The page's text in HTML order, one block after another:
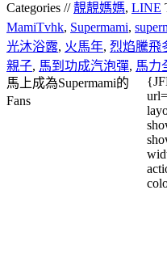
Categories //靚靚媽媽, LINE
MamiTvhk, Supermami,
光沐浴露, 火馬年, 烈焰騰飛
親子, 馬到功成汽泡彈, 馬力
馬上成為Supermami的
Fans